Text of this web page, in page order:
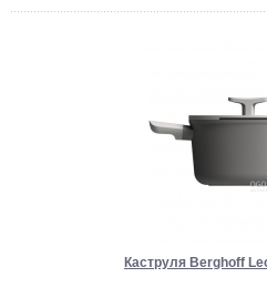
Каструля Berghoff